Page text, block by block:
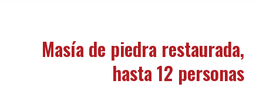
Masía de piedra restaurada,
hasta 12 personas